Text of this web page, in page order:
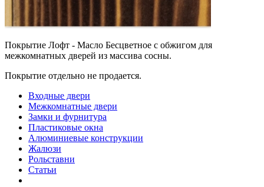
Покрытие Лофт - Масло Бесцветное с обжигом для
межкомнатных дверей из массива сосны.
Покрытие отдельно не продается.
Входные двери
Межкомнатные двери
Замки и фурнитура
Пластиковые окна
Алюминиевые конструкции
Жалюзи
Рольставни
Статьи